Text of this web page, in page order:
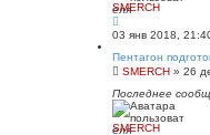
SMERCH
03 янв 2018,
Пентагон
SMERCH » 26
Последнее
SMERCH